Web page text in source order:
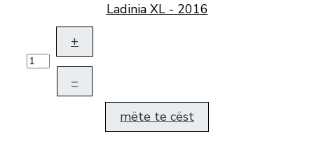
Ladinia XL - 2016
+
–
mëte te cëst